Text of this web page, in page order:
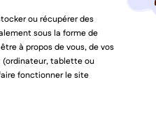
je veux découvrir les nouveautés,
ou récupérer des
sous la forme de
à propos de vous, de vos
(ordinateur, tablette ou
fonctionner le site